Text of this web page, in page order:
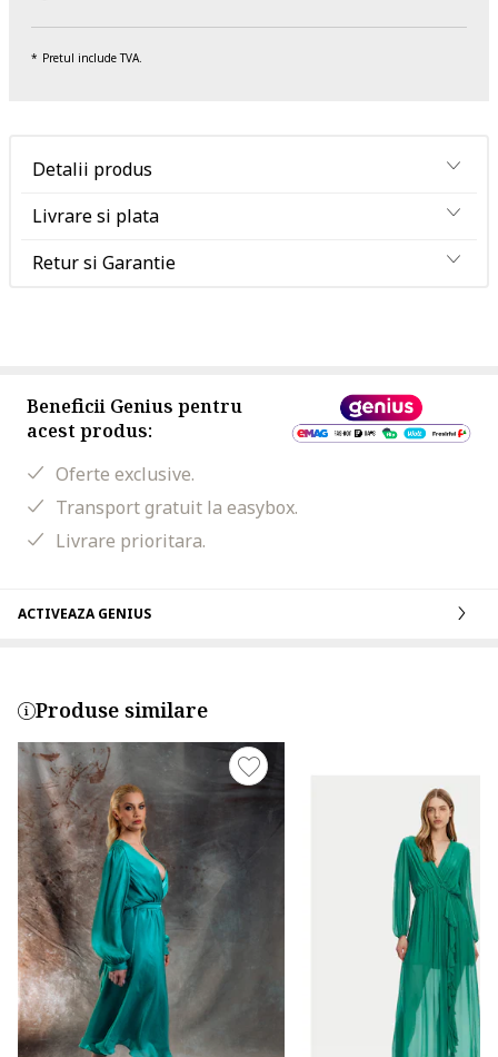
Pretul include TVA.
Detalii produs
Livrare si plata
Retur si Garantie
Beneficii Genius pentru
acest produs:
Oferte exclusive.
Transport gratuit la easybox.
Livrare prioritara.
ACTIVEAZA GENIUS
Produse similare